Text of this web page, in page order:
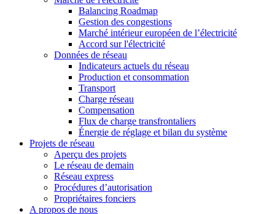
Balancing Roadmap
Gestion des congestions
Marché intérieur européen de l’électricité
Accord sur l'électricité
Données de réseau
Indicateurs actuels du réseau
Production et consommation
Transport
Charge réseau
Compensation
Flux de charge transfrontaliers
Énergie de réglage et bilan du système
Projets de réseau
Aperçu des projets
Le réseau de demain
Réseau express
Procédures d’autorisation
Propriétaires fonciers
A propos de nous